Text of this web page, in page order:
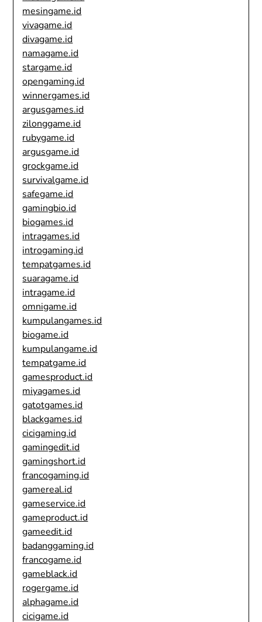
mesingame.id
vivagame.id
divagame.id
namagame.id
stargame.id
opengaming.id
winnergames.id
argusgames.id
zilonggame.id
rubygame.id
argusgame.id
grockgame.id
survivalgame.id
safegame.id
gamingbio.id
biogames.id
intragames.id
introgaming.id
tempatgames.id
suaragame.id
intragame.id
omnigame.id
kumpulangames.id
biogame.id
kumpulangame.id
tempatgame.id
gamesproduct.id
miyagames.id
gatotgames.id
blackgames.id
cicigaming.id
gamingedit.id
gamingshort.id
francogaming.id
gamereal.id
gameservice.id
gameproduct.id
gameedit.id
badanggaming.id
francogame.id
gameblack.id
rogergame.id
alphagame.id
cicigame.id